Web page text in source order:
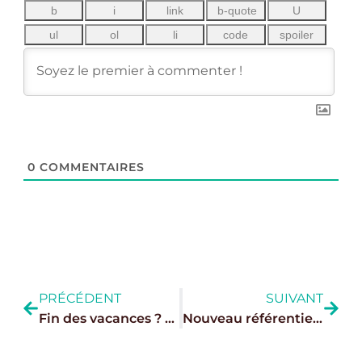
0 COMMENTAIRES
PRÉCÉDENT
Fin des vacances ? 21 restos parisiens pour prolonger le voyage
SUIVANT
Nouveau référentiel “Restaurants” : le label national anti-gaspillage alimentaire entre en vigueur